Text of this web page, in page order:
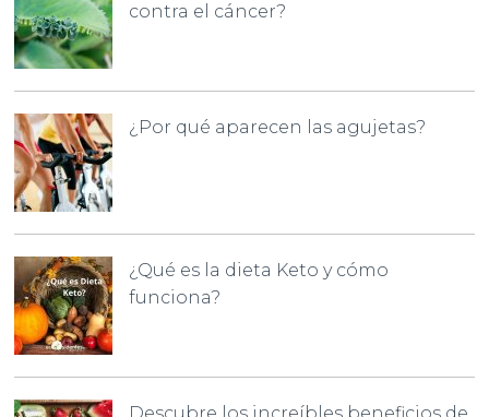
contra el cáncer?
¿Por qué aparecen las agujetas?
¿Qué es la dieta Keto y cómo
funciona?